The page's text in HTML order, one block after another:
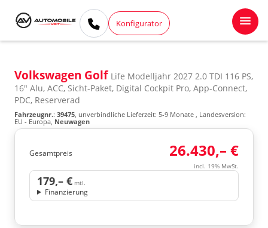
Konfigurator
Volkswagen Golf Life Modelljahr 2027 2.0 TDI 116 PS,
16" Alu, ACC, Sicht-Paket, Digital Cockpit Pro, App-Connect,
PDC, Reserverad
Fahrzeugnr.: 39475, unverbindliche Lieferzeit: 5-9 Monate , Landesversion:
EU - Europa, Neuwagen
Gesamtpreis 26.430,– €
incl. 19% MwSt.
179,– € mtl.
Finanzierung